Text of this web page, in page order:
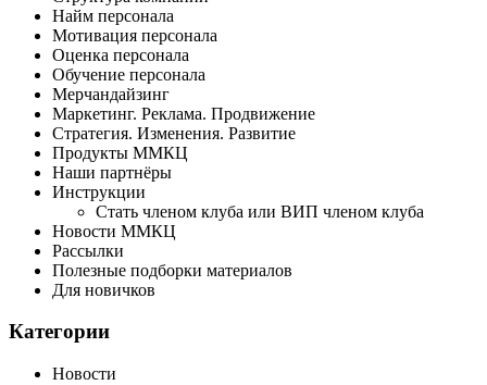
Найм персонала
Мотивация персонала
Оценка персонала
Обучение персонала
Мерчандайзинг
Маркетинг. Реклама. Продвижение
Стратегия. Изменения. Развитие
Продукты ММКЦ
Наши партнёры
Инструкции
Стать членом клуба или ВИП членом клуба
Новости ММКЦ
Рассылки
Полезные подборки материалов
Для новичков
Категории
Новости